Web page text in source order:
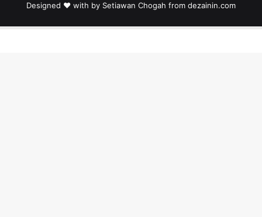
Designed ❤️ with by Setiawan Chogah from dezainin.com